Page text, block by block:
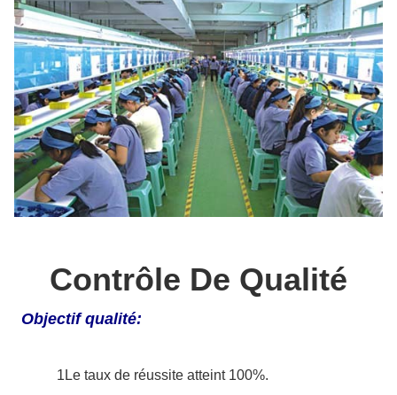
Contrôle De Qualité
Objectif qualité:
1Le taux de réussite atteint 100%.